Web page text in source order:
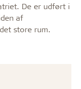
De er udført i
af
store rum.